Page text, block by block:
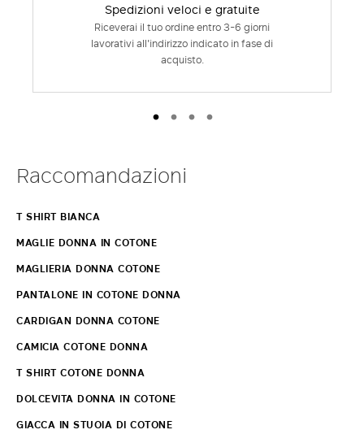
Spedizioni veloci e gratuite
Riceverai il tuo ordine entro 3-6 giorni
lavorativi all'indirizzo indicato in fase di
acquisto.
Raccomandazioni
T SHIRT BIANCA
MAGLIE DONNA IN COTONE
MAGLIERIA DONNA COTONE
PANTALONE IN COTONE DONNA
CARDIGAN DONNA COTONE
CAMICIA COTONE DONNA
T SHIRT COTONE DONNA
DOLCEVITA DONNA IN COTONE
GIACCA IN STUOIA DI COTONE